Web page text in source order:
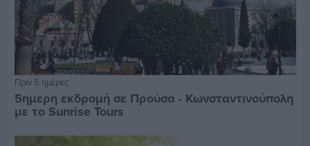
Πριν 5 ημέρες
5ημερη εκδρομή σε Προύσα - Κωνσταντινούπολη
με το Sunrise Tours